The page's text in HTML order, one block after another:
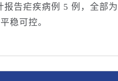
报告疟疾病例 5 例，全部
稳可控。